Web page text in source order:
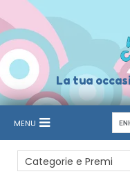
La tua
MENU